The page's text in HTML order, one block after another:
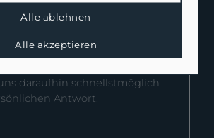
Alle ablehnen
Alle akzeptieren